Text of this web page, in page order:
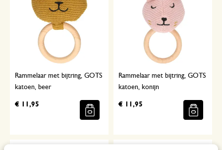
Rammelaar met bijtring, GOTS
katoen, beer
€ 11,95
Rammelaar met bijtring, GOTS
katoen, konijn
€ 11,95